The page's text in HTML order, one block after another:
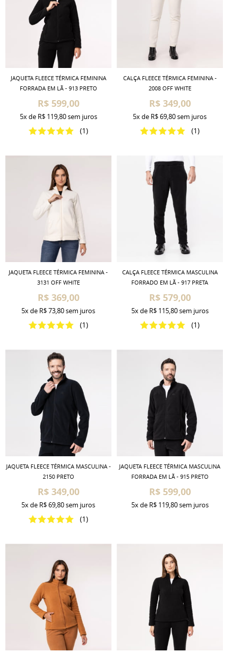
JAQUETA FLEECE TÉRMICA FEMININA
FORRADA EM LÃ - 913 PRETO
R$ 599,00
(1)
5xde R$ 119,80sem juros
CALÇA FLEECE TÉRMICA FEMININA -
2008 OFF WHITE
R$ 349,00
(1)
5xde R$ 69,80sem juros
JAQUETA FLEECE TÉRMICA FEMININA -
3131 OFF WHITE
R$ 369,00
(1)
5xde R$ 73,80sem juros
CALÇA FLEECE TÉRMICA MASCULINA
FORRADO EM LÃ - 917 PRETA
R$ 579,00
(1)
5xde R$ 115,80sem juros
JAQUETA FLEECE TÉRMICA MASCULINA -
2150 PRETO
R$ 349,00
(1)
5xde R$ 69,80sem juros
JAQUETA FLEECE TÉRMICA MASCULINA
FORRADA EM LÃ - 915 PRETO
R$ 599,00
5xde R$ 119,80sem juros